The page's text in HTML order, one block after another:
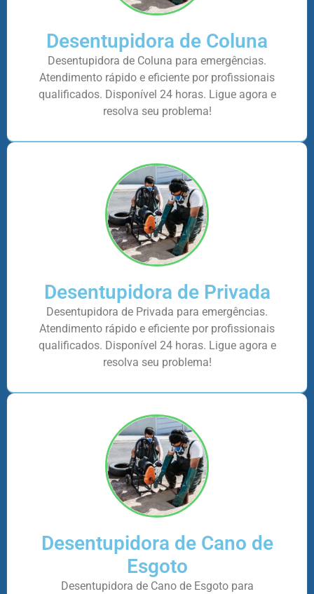
Desentupidora de Coluna
Desentupidora de Coluna para emergências.
Atendimento rápido e eficiente por profissionais
qualificados. Disponível 24 horas. Ligue agora e
resolva seu problema!
Desentupidora de Privada
Desentupidora de Privada para emergências.
Atendimento rápido e eficiente por profissionais
qualificados. Disponível 24 horas. Ligue agora e
resolva seu problema!
Desentupidora de Cano de
Esgoto
Desentupidora de Cano de Esgoto para